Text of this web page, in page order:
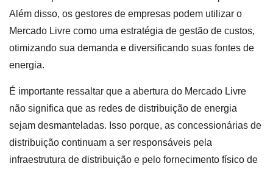
Além disso, os gestores de empresas podem utilizar o
Mercado Livre como uma estratégia de gestão de custos,
otimizando sua demanda e diversificando suas fontes de
energia.
É importante ressaltar que a abertura do Mercado Livre
não significa que as redes de distribuição de energia
sejam desmanteladas. Isso porque, as concessionárias de
distribuição continuam a ser responsáveis pela
infraestrutura de distribuição e pelo fornecimento físico de